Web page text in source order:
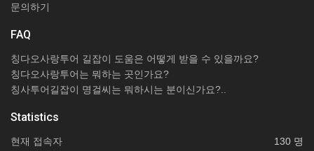
문의하기
FAQ
칭다오사랑투어 길잡이 도움은 어떻게 받을 수 있을까요?
칭다오사랑투어는 뭐하는 곳인가요?
칭사투어길잡이 명걸씨는 뭐하시는 분이신가요?..
Statistics
현재 접속자
130 명